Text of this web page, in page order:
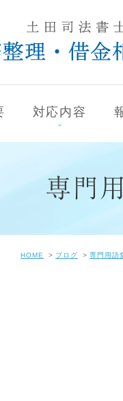
対応内容
専門
HOME ブログ 専門用語